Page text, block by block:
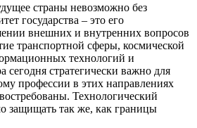
страны невозможно без
государства – это его
внешних и внутренних вопросов
транспортной сферы, космической
технологий и
сегодня стратегически важно для
профессии в этих направлениях
Технологический
защищать так же, как границы